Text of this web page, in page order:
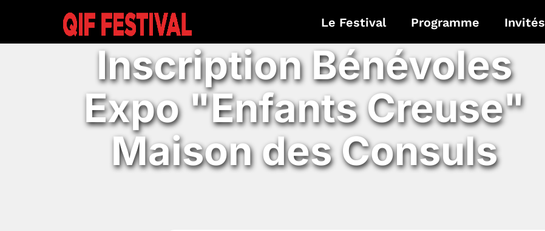
Le Festival Programme Invités
Inscription Bénévoles
Expo "Enfants Creuse"
Maison des Consuls